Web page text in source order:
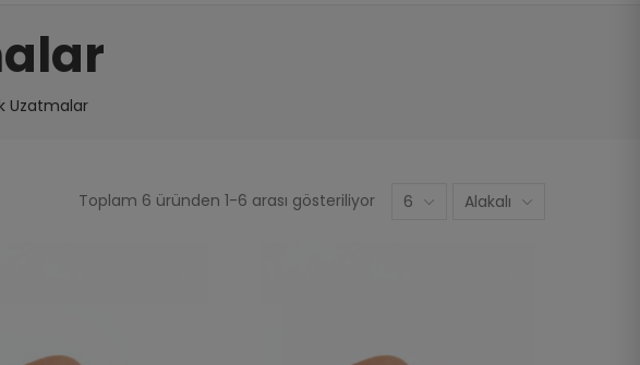
Uzatmalar
Toplam 6 üründen 1-6 arası gösteriliyor 6 Alakalı